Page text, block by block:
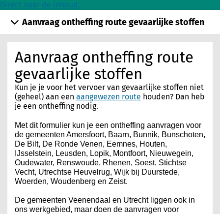
Direct naar de inhoud.
Aanvraag ontheffing route
gevaarlijke stoffen
Kun je je voor het vervoer van gevaarlijke stoffen niet
(geheel) aan een aangewezen route houden? Dan heb
je een ontheffing nodig.
Met dit formulier kun je een ontheffing aanvragen voor
de gemeenten Amersfoort, Baarn, Bunnik, Bunschoten,
De Bilt, De Ronde Venen, Eemnes, Houten,
IJsselstein, Leusden, Lopik, Montfoort, Nieuwegein,
Oudewater, Renswoude, Rhenen, Soest, Stichtse
Vecht, Utrechtse Heuvelrug, Wijk bij Duurstede,
Woerden, Woudenberg en Zeist.
De gemeenten Veenendaal en Utrecht liggen ook in
ons werkgebied, maar doen de aanvragen voor
Aanvraag ontheffing route gevaarlijke stoffen